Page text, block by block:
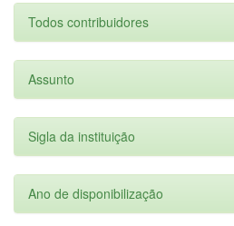
Todos contribuidores
Assunto
Sigla da instituição
Ano de disponibilização